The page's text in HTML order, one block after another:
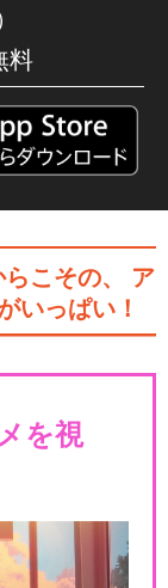
料
こその、
ア
いっぱい！
を視